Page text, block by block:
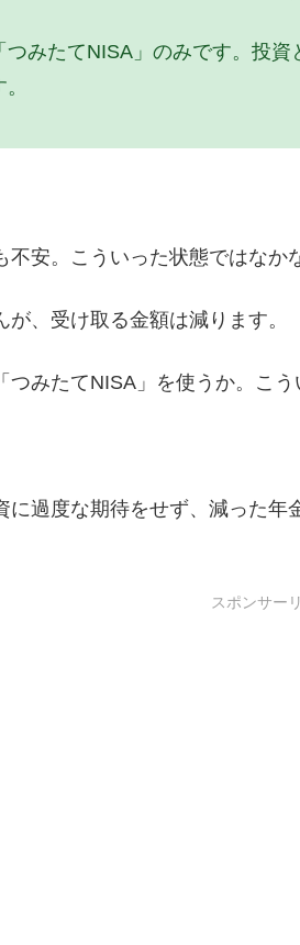
つみたてNISA」のみです。投
不安。こういった状態ではなか
、受け取る金額は減ります。
つみたてNISA」を使うか。こう
に過度な期待をせず、減った年
スポンサー